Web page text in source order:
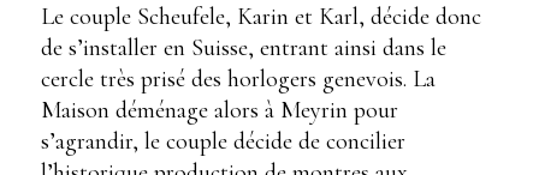
Le couple Scheufele, Karin et Karl, décide donc
de s’installer en Suisse, entrant ainsi dans le
cercle très prisé des horlogers genevois. La
Maison déménage alors à Meyrin pour
s’agrandir, le couple décide de concilier